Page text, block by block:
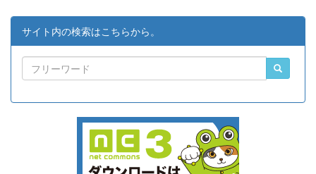
サイト内の検索はこちらから。